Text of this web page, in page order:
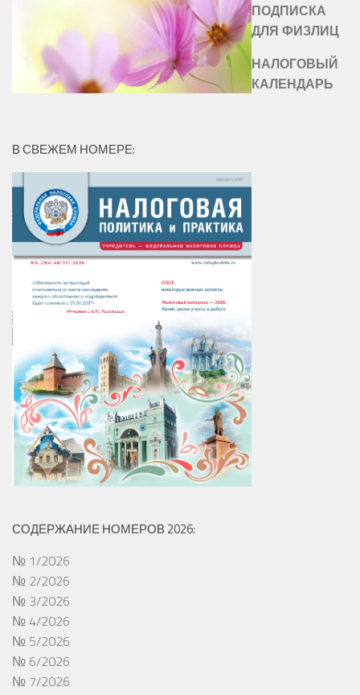
ПОДПИСКА
ДЛЯ ФИЗЛИЦ
НАЛОГОВЫЙ
КАЛЕНДАРЬ
В СВЕЖЕМ НОМЕРЕ:
СОДЕРЖАНИЕ НОМЕРОВ 2026:
№ 1/2026
№ 2/2026
№ 3/2026
№ 4/2026
№ 5/2026
№ 6/2026
№ 7/2026